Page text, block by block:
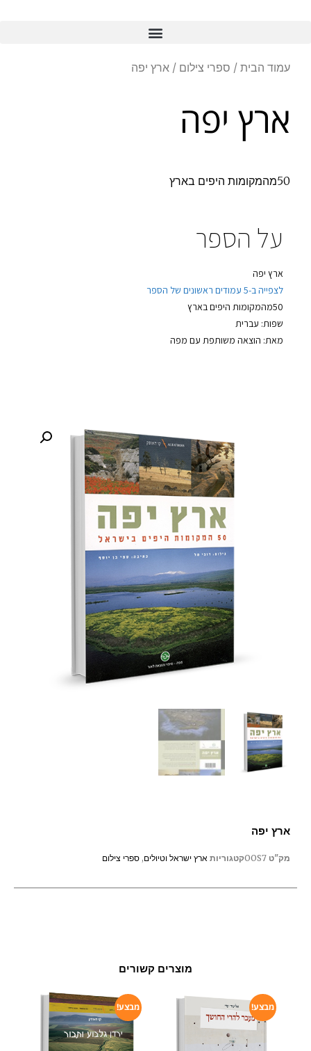
עמוד הבית / ספרי צילום / ארץ יפה
ארץ יפה
50מהמקומות היפים בארץ
על הספר
ארץ יפה
לצפייה ב-5 עמודים ראשונים של הספר
50מהמקומות היפים בארץ
שפות: עברית
מאת: הוצאה משותפת עם מפה
ארץ יפה
מק"ט OOS7קטגוריות ארץ ישראל וטיולים, ספרי צילום
מוצרים קשורים
מבצע! מבצע!